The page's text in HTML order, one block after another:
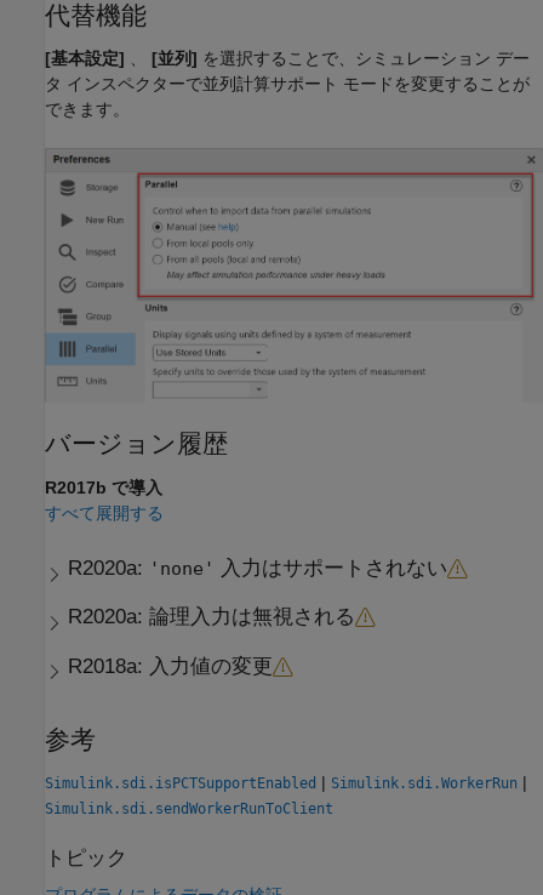
代替機能
[基本設定] 、 [並列] を選択することで、シミュレーション デー
タ インスペクターで並列計算サポート モードを変更することが
できます。
バージョン履歴
R2017b で導入
すべて展開する
R2020a: 'none' 入力はサポートされない
R2020a:論理入力は無視される
R2018a: 入力値の変更
参考
Simulink.sdi.isPCTSupportEnabled | Simulink.sdi.WorkerRun |
Simulink.sdi.sendWorkerRunToClient
トピック